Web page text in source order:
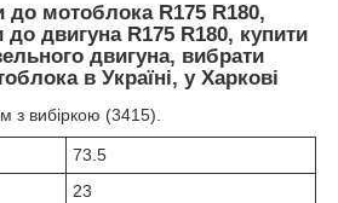
до мотоблока R175 R180,
до двигуна R175 R180, купити
двигуна, вибрати
в Україні, у Харкові
з вибіркою (3415).
73.5
23